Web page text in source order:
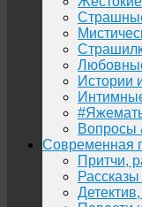
Истории
Вопросы
Современная
Притчи,